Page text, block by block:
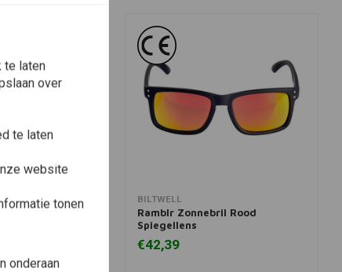
UNITED
| Zwart
BILTWELL
Ramblr Zonnebril Rood
Spiegellens
€42,39
te laten
over
te laten
website
tonen
onderaan